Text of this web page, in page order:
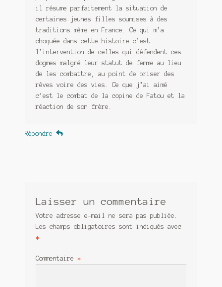
il résume parfaitement la situation de
certaines jeunes filles soumises à des
traditions même en France. Ce qui m’a
choquée dans cette histoire c’est
l’intervention de celles qui défendent ces
dogmes malgré leur statut de femme au lieu
de les combattre, au point de briser des
rêves voire des vies. Ce que j’ai aimé
c’est le combat de la copine de Fatou et la
réaction de son frère.
Répondre
Laisser un commentaire
Votre adresse e-mail ne sera pas publiée.
Les champs obligatoires sont indiqués avec
*
Commentaire *